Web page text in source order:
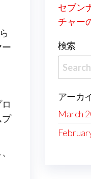
プ
セブン
チャー
検索
Search
for:
アーカ
March